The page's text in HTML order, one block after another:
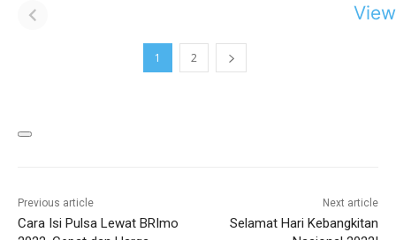
1 2
Previous article
Cara Isi Pulsa Lewat BRImo
Next article
Selamat Hari Kebangkitan